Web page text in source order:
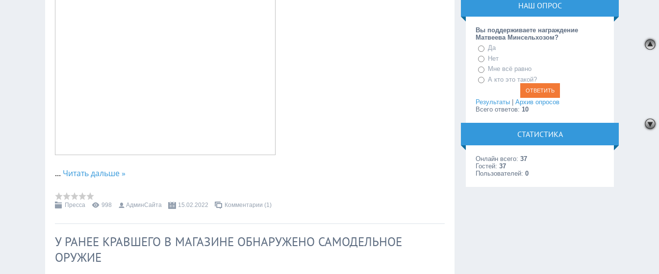
... Читать дальше »
Пресса 998 АдминСайта 15.02.2022 Комментарии (1)
У РАНЕЕ КРАВШЕГО В МАГАЗИНЕ ОБНАРУЖЕНО САМОДЕЛЬНОЕ
ОРУЖИЕ
НАШ ОПРОС
Вы поддерживаете награждение
Матвеева Минсельхозом?
Да
Нет
Мне всё равно
А кто это такой?
Результаты |Архив опросов
Всего ответов:10
СТАТИСТИКА
Онлайн всего:37
Гостей:37
Пользователей:0